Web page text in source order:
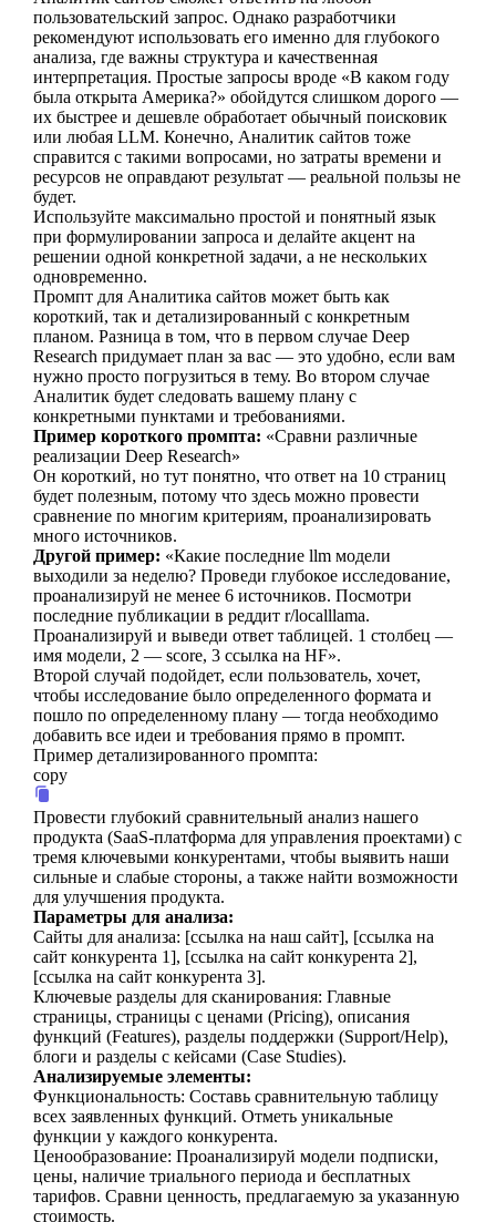
пользовательский запрос. Однако разработчики
рекомендуют использовать его именно для глубокого
анализа, где важны структура и качественная
интерпретация. Простые запросы вроде «В каком году
была открыта Америка?» обойдутся слишком дорого —
их быстрее и дешевле обработает обычный поисковик
или любая LLM. Конечно, Аналитик сайтов тоже
справится с такими вопросами, но затраты времени и
ресурсов не оправдают результат — реальной пользы не
будет.
Используйте максимально простой и понятный язык
при формулировании запроса и делайте акцент на
решении одной конкретной задачи, а не нескольких
одновременно.
Промпт для Аналитика сайтов может быть как
короткий, так и детализированный с конкретным
планом. Разница в том, что в первом случае Deep
Research придумает план за вас — это удобно, если вам
нужно просто погрузиться в тему. Во втором случае
Аналитик будет следовать вашему плану с
конкретными пунктами и требованиями.
Пример короткого промпта: «Сравни различные
реализации Deep Research»
Он короткий, но тут понятно, что ответ на 10 страниц
будет полезным, потому что здесь можно провести
сравнение по многим критериям, проанализировать
много источников.
Другой пример: «Какие последние llm модели
выходили за неделю? Проведи глубокое исследование,
проанализируй не менее 6 источников. Посмотри
последние публикации в реддит r/localllama.
Проанализируй и выведи ответ таблицей. 1 столбец —
имя модели, 2 — score, 3 ссылка на HF».
Второй случай подойдет, если пользователь, хочет,
чтобы исследование было определенного формата и
пошло по определенному плану — тогда необходимо
добавить все идеи и требования прямо в промпт.
Пример детализированного промпта:
copy
Провести глубокий сравнительный анализ нашего
продукта (SaaS-платформа для управления проектами) с
тремя ключевыми конкурентами, чтобы выявить наши
сильные и слабые стороны, а также найти возможности
для улучшения продукта.
Параметры для анализа:
Сайты для анализа: [ссылка на наш сайт], [ссылка на
сайт конкурента 1], [ссылка на сайт конкурента 2],
[ссылка на сайт конкурента 3].
Ключевые разделы для сканирования: Главные
страницы, страницы с ценами (Pricing), описания
функций (Features), разделы поддержки (Support/Help),
блоги и разделы с кейсами (Case Studies).
Анализируемые элементы:
Функциональность: Составь сравнительную таблицу
всех заявленных функций. Отметь уникальные
функции у каждого конкурента.
Ценообразование: Проанализируй модели подписки,
цены, наличие триального периода и бесплатных
тарифов. Сравни ценность, предлагаемую за указанную
стоимость.